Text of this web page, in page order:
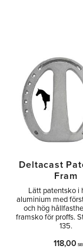
Deltacast
Fram
Lätt patentsko i
aluminium med
och hög
framsko för proffs.
135.
118,00